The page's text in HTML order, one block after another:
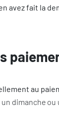
avez fait la
au
dimanche